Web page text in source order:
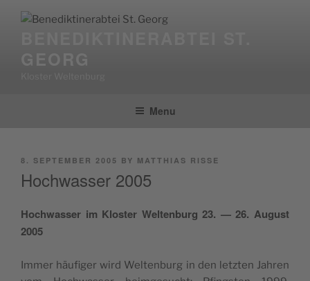
Menu
POSTED
8. SEPTEMBER 2005 BY MATTHIAS RISSE
Hochwasser 2005
Hochwass­er im Kloster Wel­tenburg 23. — 26. August
2005
Immer häu­figer wird Wel­tenburg in den let­zten Jahren